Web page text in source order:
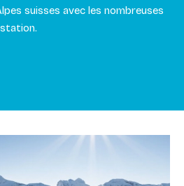
suisses avec les nombreuses